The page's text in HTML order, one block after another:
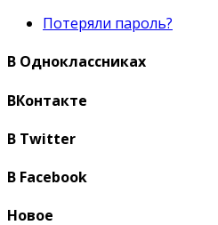
Потеряли пароль?
В Одноклассниках
ВКонтакте
В Twitter
В Facebook
Новое